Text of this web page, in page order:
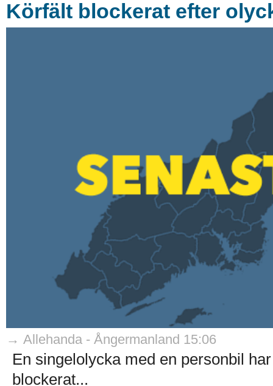
Körfält blockerat efter
→ Allehanda - Ångermanland 15:06
En singelolycka med en personbil
blockerat...